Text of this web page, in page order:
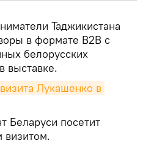
Таджикистана
в формате B2B с
белорусских
выставке.
Лукашенко в
Беларуси посетит